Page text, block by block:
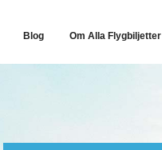
Blog Om Alla Flygbiljetter